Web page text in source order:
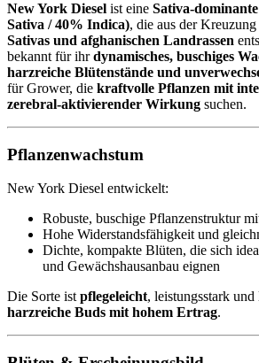
New York Diesel ist eine Sativa-
Sativa / 40% Indica), die aus der
Sativas und afghanischen Landrassen
bekannt für ihrdynamisches, buschiges
harzreiche Blütenstände und
für Grower, die kraftvolle Pflanzen mit
zerebral-aktivierender Wirkung suchen.
Pflanzenwachstum
New York Diesel entwickelt:
Robuste, buschige Pflanzenstruktur
Hohe Widerstandsfähigkeit und
Dichte, kompakte Blüten, die sich
und Gewächshausanbau eignen
Die Sorte istpflegeleicht, leistungsstark
harzreiche Buds mit hohem Ertrag.